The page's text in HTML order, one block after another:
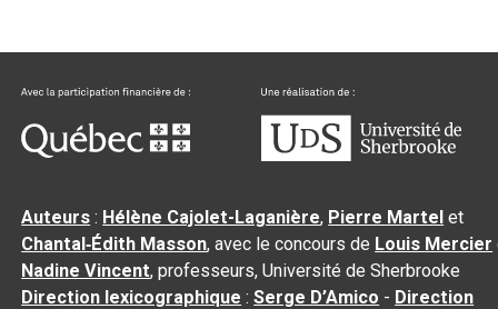
Auteurs : Hélène Cajolet-Laganière, Pierre Martel et
Chantal‑Édith Masson, avec le concours de Louis Mercier
Nadine Vincent, professeurs, Université de Sherbrooke
Direction lexicographique :Serge D’Amico - Direction